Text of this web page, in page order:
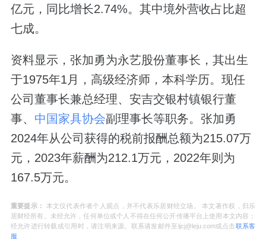
亿元，同比增长2.74%。其中境外营收占比超
七成。
资料显示，张加勇为永艺股份董事长，其出生
于1975年1月，高级经济师，本科学历。现任
公司董事长兼总经理、安吉交银村镇银行董
事、 中国家具协会副理事长等职务。张加勇
2024年从公司获得的税前报酬总额为215.07万
元，2023年薪酬为212.1万元，2022年则为
167.5万元。
重要提示：
本文仅代表作者个人观点，并不代表乐居财经立场。 本文著作权，归乐
居财经所有。未经允许，任何单位或个人不得在任何公开传播平台上使用本文内容；
经允许进行转载或引用时，请注明来源。联系请发邮件至ljcj@leju.com或点击联系客
服